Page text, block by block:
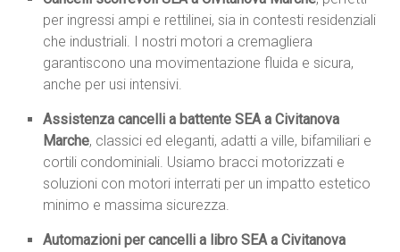
per ingressi ampi e rettilinei, sia in contesti residenziali
che industriali. I nostri motori a cremagliera
garantiscono una movimentazione fluida e sicura,
anche per usi intensivi.
Assistenza cancelli a battente SEA a Civitanova
Marche, classici ed eleganti, adatti a ville, bifamiliari e
cortili condominiali. Usiamo bracci motorizzati e
soluzioni con motori interrati per un impatto estetico
minimo e massima sicurezza.
Automazioni per cancelli a libro SEA a Civitanova